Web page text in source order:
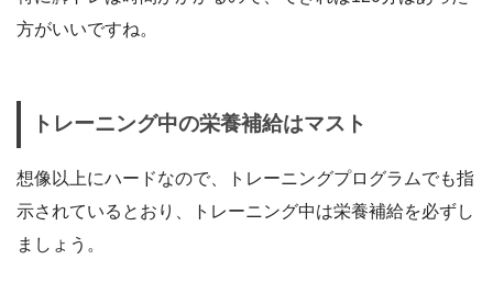
方がいいですね。
トレーニング中の栄養補給はマスト
想像以上にハードなので、トレーニングプログラムでも指
示されているとおり、トレーニング中は栄養補給を必ずし
ましょう。